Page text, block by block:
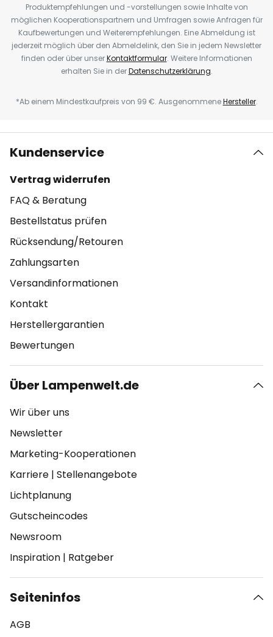
Produktempfehlungen und -vorstellungen sowie Inhalte von
möglichen Kooperationspartnern und Umfragen sowie Anfragen für
Kaufbewertungen und Weiterempfehlungen. Eine Abmeldung ist
jederzeit möglich über den Abmeldelink, den Sie in jedem Newsletter
finden oder über unserKontaktformular. Weitere Informationen
erhalten Sie in derDatenschutzerklärung.
*Ab einem Mindestkaufpreis von 99 €. AusgenommeneHersteller.
Kundenservice
Vertrag widerrufen
FAQ & Beratung
Bestellstatus prüfen
Rücksendung/Retouren
Zahlungsarten
Versandinformationen
Kontakt
Herstellergarantien
Bewertungen
Über Lampenwelt.de
Wir über uns
Newsletter
Marketing-Kooperationen
Karriere | Stellenangebote
Lichtplanung
Gutscheincodes
Newsroom
Inspiration | Ratgeber
Seiteninfos
AGB